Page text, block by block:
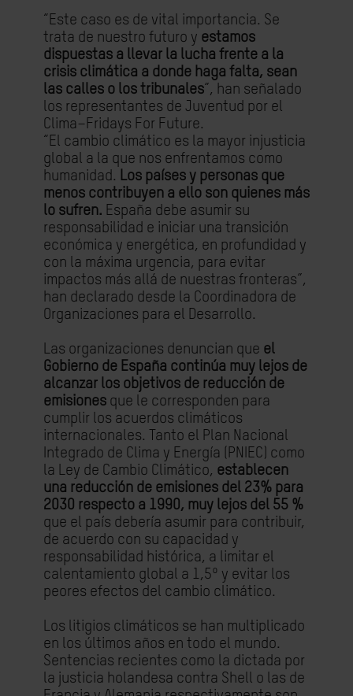
“Este caso es de vital importancia. Se
trata de nuestro futuro y estamos
dispuestas a llevar la lucha frente a la
crisis climática a donde haga falta, sean
las calles o los tribunales”, han señalado
los representantes de Juventud por el
Clima–Fridays For Future.
“El cambio climático es la mayor injusticia
global a la que nos enfrentamos como
humanidad. Los países y personas que
menos contribuyen a ello son quienes más
lo sufren. España debe asumir su
responsabilidad e iniciar una transición
económica y energética, en profundidad y
con la máxima urgencia, para evitar
impactos más allá de nuestras fronteras”,
han declarado desde la Coordinadora de
Organizaciones para el Desarrollo.
Las organizaciones denuncian que el
Gobierno de España continúa muy lejos de
alcanzar los objetivos de reducción de
emisiones que le corresponden para
cumplir los acuerdos climáticos
internacionales. Tanto el Plan Nacional
Integrado de Clima y Energía (PNIEC) como
la Ley de Cambio Climático, establecen
una reducción de emisiones del 23% para
2030 respecto a 1990, muy lejos del 55 %
que el país debería asumir para contribuir,
de acuerdo con su capacidad y
responsabilidad histórica, a limitar el
calentamiento global a 1,5º y evitar los
peores efectos del cambio climático.
Los litigios climáticos se han multiplicado
en los últimos años en todo el mundo.
Sentencias recientes como la dictada por
la justicia holandesa contra Shell o las de